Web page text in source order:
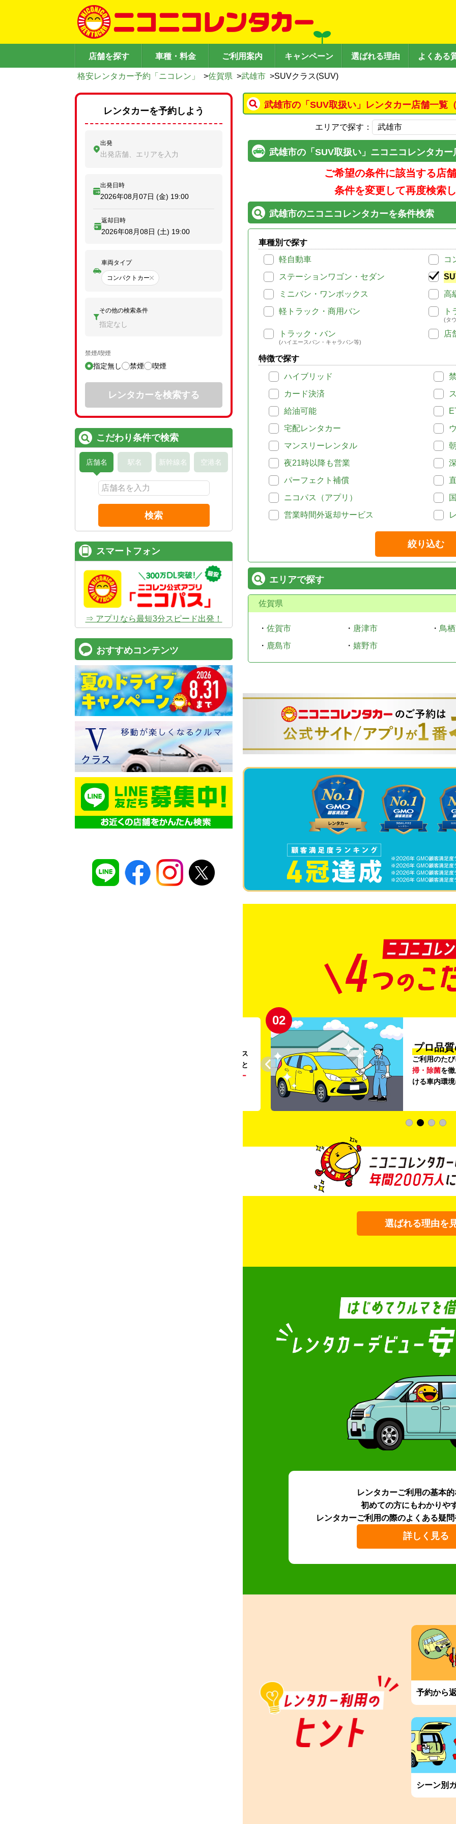
店舗を探す 車種・料金 ご利用案内 キャンペーン 選ばれる理由 よくある
格安レンタカー予約「ニコレン」 >佐賀県 >武雄市 >SUVクラス(SUV)
武雄市の「SUV取扱い」レンタカー店舗一覧
エリアで探す：
武雄市の「SUV取扱い」ニコニコレンタカー
ご希望の条件に該当する店
条件を変更して再度検索
武雄市のニコニコレンタカーを条件検索
車種別で探す
軽自動車
コ
ステーションワゴン・セダン
ミニバン・ワンボックス
高
軽トラック・商用バン
ト
(タ
トラック・バン
(ハイエースバン・キャラバン等)
店
特徴で探す
ハイブリッド
カード決済
給油可能
宅配レンタカー
マンスリーレンタル
夜21時以降も営業
パーフェクト補償
ニコパス（アプリ）
営業時間外返却サービス
絞り込む
エリアで探す
佐賀県
・ 佐賀市 ・ 唐津市 ・ 鳥
・ 鹿島市 ・ 嬉野市
。ガソリンス
タンドや整備工場の既存インフラを活用すること
リー
02
プロ品
ご利用のた
掃・除菌を
ける車内環
選ばれる理由を
レンタカーご利用の基本
初めての方にもわかりや
レンタカーご利用の際のよくある疑問
詳しく見る
予約から
シーン別
レンタカーを予約しよう
出発
出発店舗、エリアを入力
出発日時
2026年08月07日 (金) 19:00
返却日時
2026年08月08日 (土) 19:00
車両タイプ
コンパクトカー
その他の検索条件
指定なし
禁煙/喫煙
指定無し 禁煙 喫煙
レンタカーを検索する
こだわり条件で検索
店舗名 駅名 新幹線名 空港名
検索
スマートフォン
⇒ アプリなら最短3分スピード出発！
おすすめコンテンツ